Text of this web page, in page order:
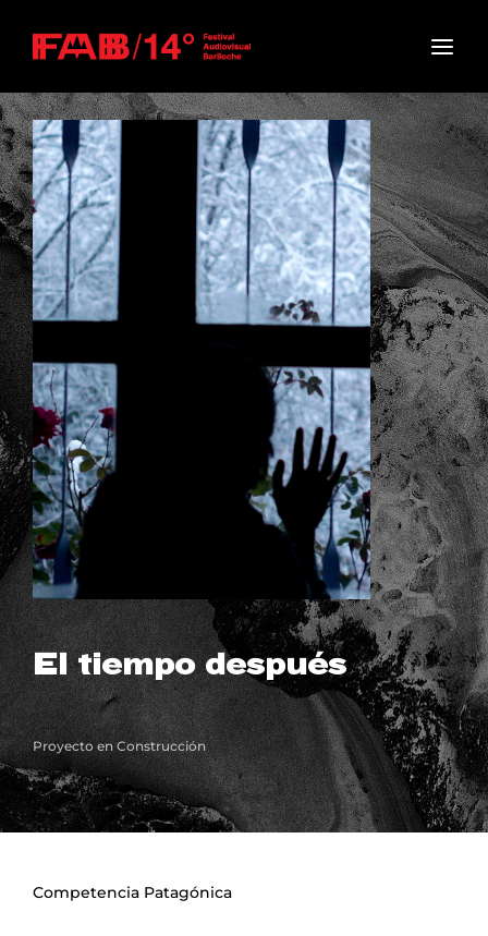
El tiempo después
Proyecto en Construcción
Competencia Patagónica
Press Enter / Return to begin your search or hit
ESC to close
Username or Email Address
Password
Remember Me
Lost Your Password?